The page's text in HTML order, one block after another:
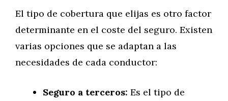
El tipo de cobertura que elijas es otro factor
determinante en el coste del seguro. Existen
varias opciones que se adaptan a las
necesidades de cada conductor:
Seguro a terceros: Es el tipo de